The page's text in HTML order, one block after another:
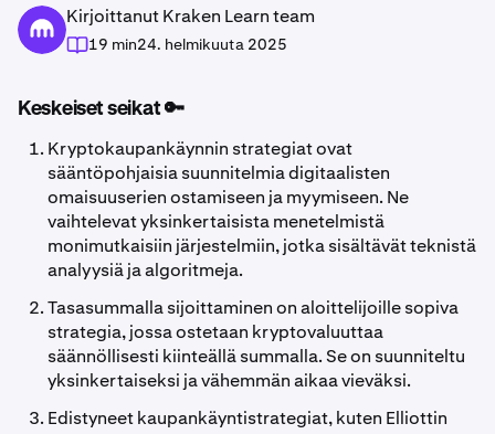
Kirjoittanut Kraken Learn team
19 min24. helmikuuta 2025
Keskeiset seikat 🔑
Kryptokaupankäynnin strategiat ovat
sääntöpohjaisia suunnitelmia digitaalisten
omaisuuserien ostamiseen ja myymiseen. Ne
vaihtelevat yksinkertaisista menetelmistä
monimutkaisiin järjestelmiin, jotka sisältävät teknistä
analyysiä ja algoritmeja.
Tasasummalla sijoittaminen on aloittelijoille sopiva
strategia, jossa ostetaan kryptovaluuttaa
säännöllisesti kiinteällä summalla. Se on suunniteltu
yksinkertaiseksi ja vähemmän aikaa vieväksi.
Edistyneet kaupankäyntistrategiat, kuten Elliottin